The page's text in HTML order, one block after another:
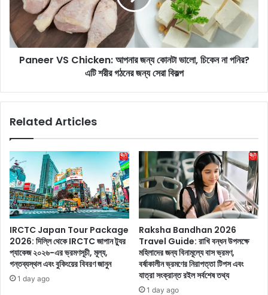
n
J
জু
মা
খা
র
জ
ন্য
১
০
টি
সে
রা
য়
V
S
C
n
প
না
র
জ
ন্য
ন
টা
ভা
Paneer VS Chicken: আপনার জন্য কোনটা ভালো, চিকেন না পনির?
এটি শরীর গঠনের জন্য সেরা বিকল্প
Related Articles
IRCTC Japan Tour Package
2026: দিল্লি থেকে IRCTC জাপান ট্যুর
প্যাকেজ ২০২৬-এর ভ্রমণসূচী, মূল্য,
গন্তব্যস্থল এবং বুকিংয়ের বিবরণ জানুন
1 day ago
Raksha Bandhan 2026
Travel Guide: রাখি বন্ধন উপলক্ষে
মহিলাদের জন্য বিনামূল্যে বাস ভ্রমণ,
বর্ষাকালীন ভ্রমণের নিরাপত্তা টিপস এবং
যাত্রা সংক্রান্ত রইল সর্বশেষ তথ্য
1 day ago